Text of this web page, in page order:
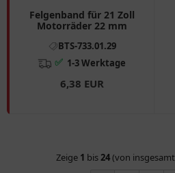
Felgenband für 21 Zoll
Motorräder 22 mm
BTS-733.01.29
✅ 1-3 Werktage
6,38 EUR
Zeige 1 bis24(von insgesamt